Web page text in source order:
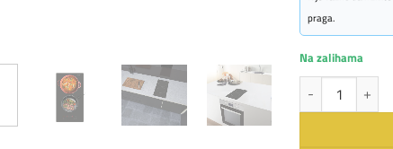
praga.
Na zalihama
CATA ugradna